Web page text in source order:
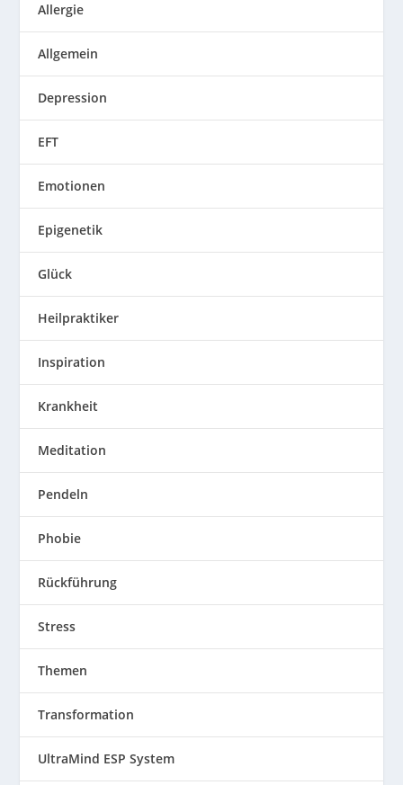
Allergie
Allgemein
Depression
EFT
Emotionen
Epigenetik
Glück
Heilpraktiker
Inspiration
Krankheit
Meditation
Pendeln
Phobie
Rückführung
Stress
Themen
Transformation
UltraMind ESP System